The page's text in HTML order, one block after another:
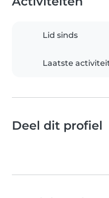
Lid sinds
Laatste
Deel dit profiel